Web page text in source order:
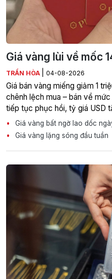
Giá vàng lùi về mốc
TRẦN HÒA 04-08-2026
Giá bán vàng miếng giảm 1
chênh lệch mua – bán về
tiếp tục phục hồi, tỷ giá USD
Giá vàng bất ngờ lao dốc
Giá vàng lặng sóng đầu tuần